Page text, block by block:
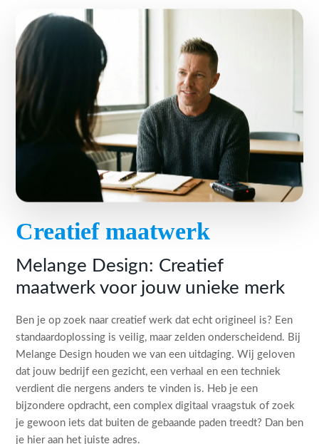
Creatief maatwerk
Melange Design: Creatief
maatwerk voor jouw unieke merk
Ben je op zoek naar creatief werk dat echt origineel is? Een
standaardoplossing is veilig, maar zelden onderscheidend. Bij
Melange Design houden we van een uitdaging. Wij geloven
dat jouw bedrijf een gezicht, een verhaal en een techniek
verdient die nergens anders te vinden is. Heb je een
bijzondere opdracht, een complex digitaal vraagstuk of zoek
je gewoon iets dat buiten de gebaande paden treedt? Dan ben
je hier aan het juiste adres.